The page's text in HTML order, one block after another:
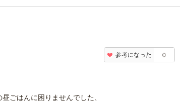
参考になった 0
ごはんに困りませんでした、